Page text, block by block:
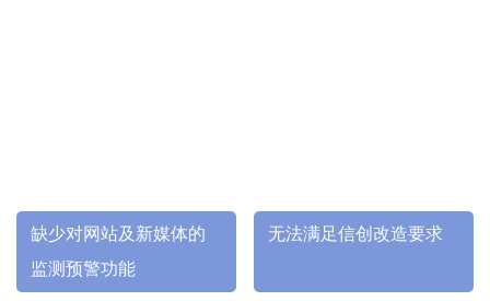
缺少对网站及新媒体的
监测预警功能
无法满足信创改造要求